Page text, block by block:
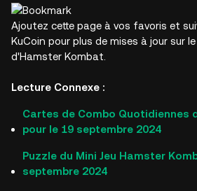
Ajoutez cette page à vos favoris et
KuCoin pour plus de mises à jour sur
d'Hamster Kombat.
Lecture Connexe :
Cartes de Combo Quotidiennes
pour le 19 septembre 2024
Puzzle du Mini Jeu Hamster
septembre 2024